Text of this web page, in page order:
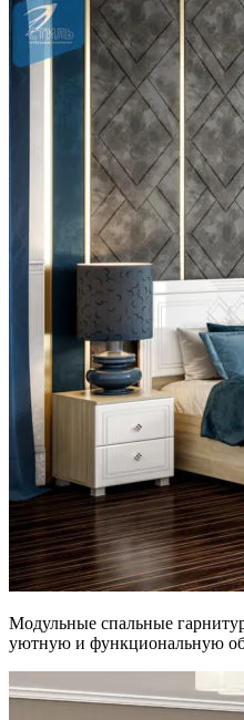
Модульные спальные
уютную и функциональную